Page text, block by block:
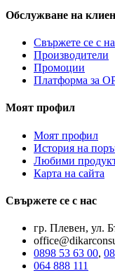
Обслужване на
Свържете се с
Производители
Промоции
Платформа за
Моят профил
Моят профил
История на
Любими
Карта на сайта
Свържете се с нас
гр. Плевен, ул.
0898 53 63 00,
064 888 111